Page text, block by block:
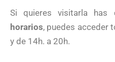
Si quieres visitarla has
horarios, puedes acceder
y de 14h. a 20h.